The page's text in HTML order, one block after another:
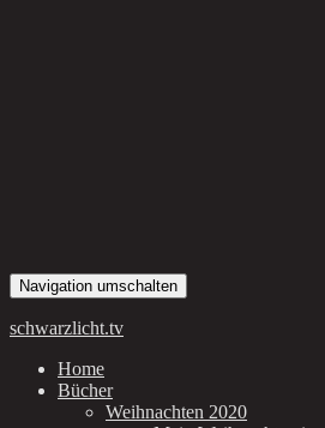
Navigation umschalten
schwarzlicht.tv
Home
Bücher
Weihnachten 2020